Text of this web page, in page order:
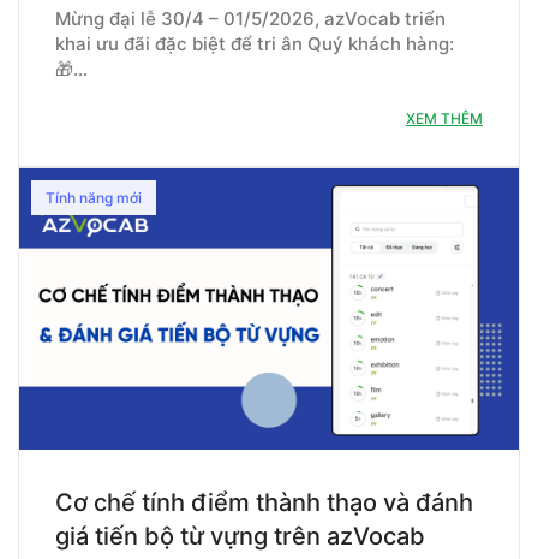
Mừng đại lễ 30/4 – 01/5/2026, azVocab triển
khai ưu đãi đặc biệt để tri ân Quý khách hàng:
🎁…
XEM THÊM
Tính năng mới
Cơ chế tính điểm thành thạo và đánh
giá tiến bộ từ vựng trên azVocab